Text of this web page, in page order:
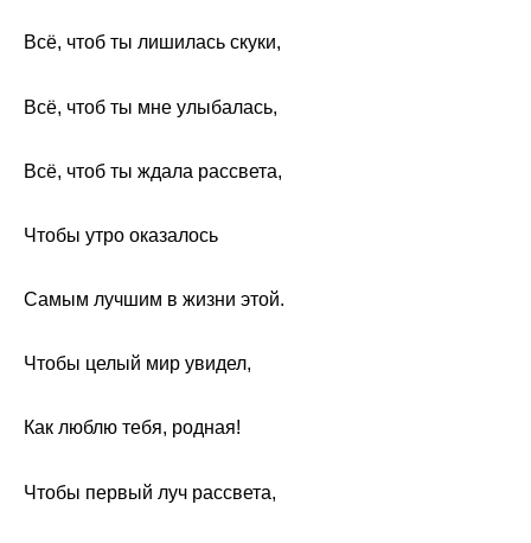
Всё, чтоб ты лишилась скуки,
Всё, чтоб ты мне улыбалась,
Всё, чтоб ты ждала рассвета,
Чтобы утро оказалось
Самым лучшим в жизни этой.
Чтобы целый мир увидел,
Как люблю тебя, родная!
Чтобы первый луч рассвета,